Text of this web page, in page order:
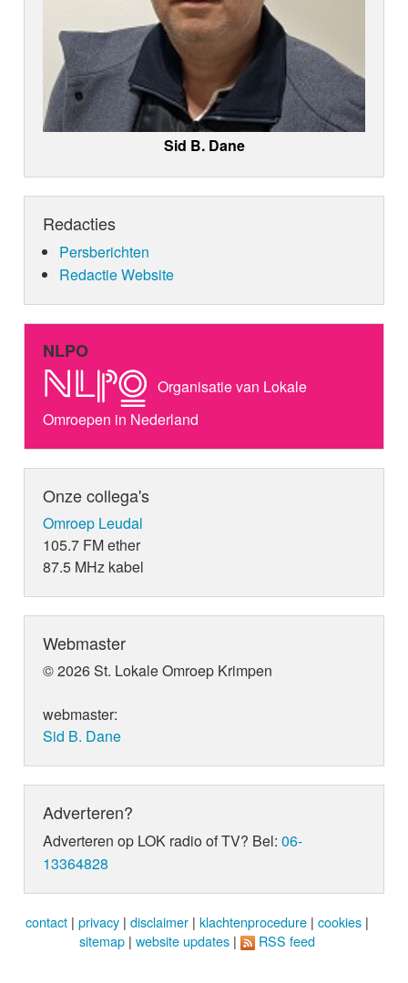
Sid B. Dane
Redacties
Persberichten
Redactie Website
NLPO
Organisatie van Lokale
Omroepen in Nederland
Onze collega's
Omroep Leudal
105.7 FM ether
87.5 MHz kabel
Webmaster
© 2026 St. Lokale Omroep Krimpen
webmaster:
Sid B. Dane
Adverteren?
Adverteren op LOK radio of TV? Bel:06-
13364828
contact | privacy | disclaimer | klachtenprocedure | cookies |
sitemap | website updates | RSS feed